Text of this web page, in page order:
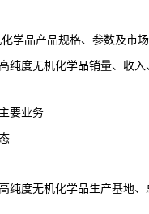
品产品规格、参数及市场
无机化学品销量、收入
业务
无机化学品生产基地、